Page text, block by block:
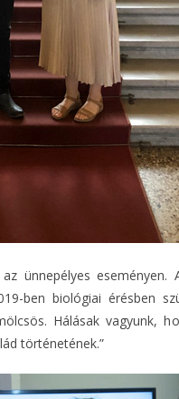
ünnepélyes eseményen.
ben biológiai érésben
Hálásak vagyunk,
történetének.”